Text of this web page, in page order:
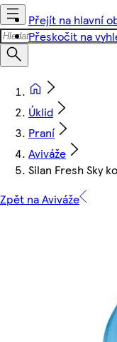
Přejít na hlavní
Přeskočit na
Úklid
Praní
Aviváže
Silan Fresh Sky
Zpět na Aviváže